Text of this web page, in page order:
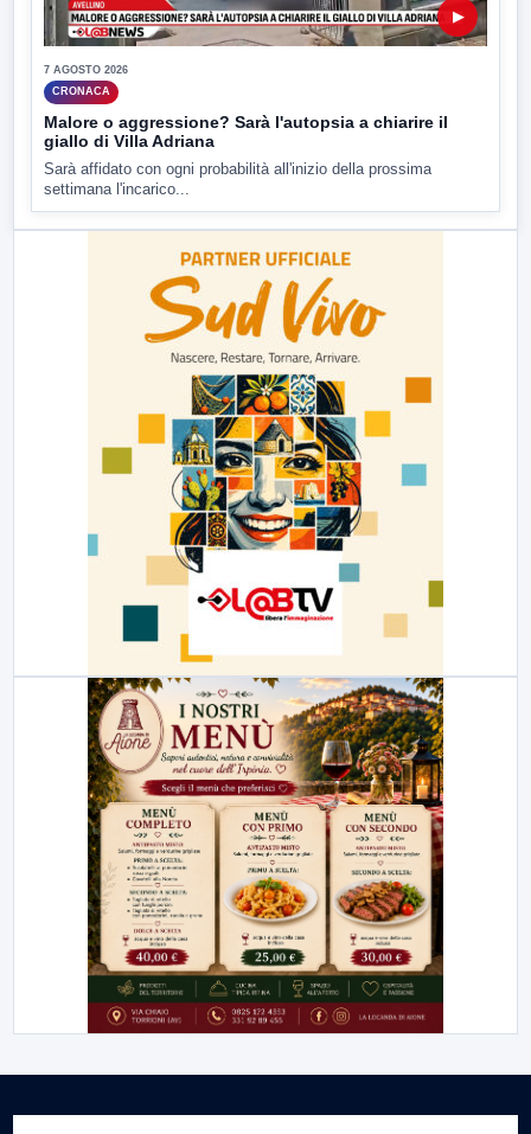
▶
7 AGOSTO 2026
CRONACA
Malore o aggressione? Sarà l'autopsia a chiarire il
giallo di Villa Adriana
Sarà affidato con ogni probabilità all'inizio della prossima
settimana l'incarico...